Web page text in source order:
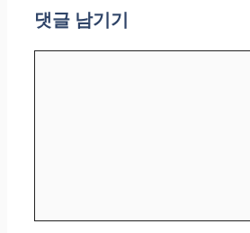
댓글 남기기